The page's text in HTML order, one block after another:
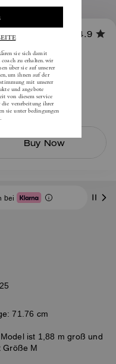
Polo
4.9
Buy Now
bei
71.76 cm
ist 1,88 m groß und
Größe M